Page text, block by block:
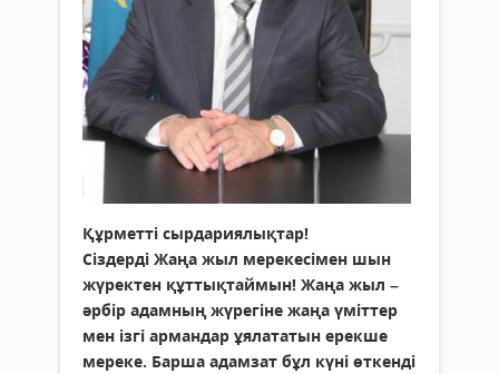
Құрметті сырдариялықтар!
Сіздерді Жаңа жыл мерекесімен шын
жүректен құттықтаймын! Жаңа жыл –
әрбір адамның жүрегіне жаңа үміттер
мен ізгі армандар ұялататын ерекше
мереке. Барша адамзат бұл күні өткенді